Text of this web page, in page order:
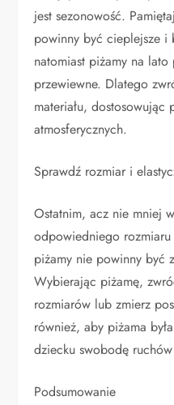
jest sezonowość.
powinny być cieplejsze i
natomiast piżamy na
przewiewne. Dlatego
materiału,
atmosferycznych.
Sprawdź rozmiar i
Ostatnim, acz nie mniej
odpowiedniego
piżamy nie powinny być
Wybierając piżamę,
rozmiarów lub zmierz
również, aby piżama
dziecku swobodę
Podsumowanie